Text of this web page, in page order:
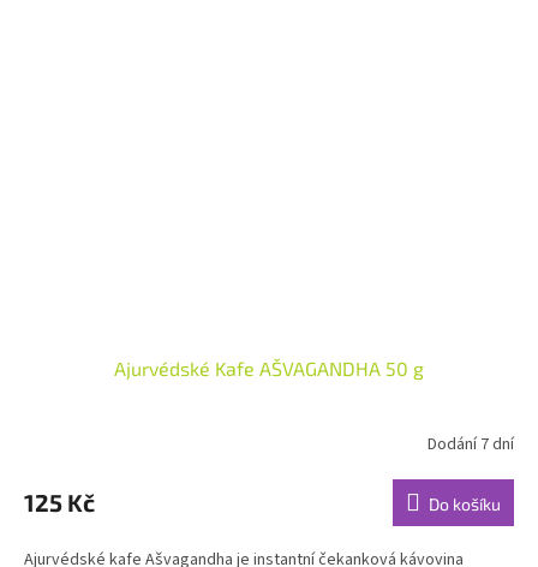
Ajurvédské Kafe AŠVAGANDHA 50 g
produktu
je
z
Dodání 7 dní
125 Kč Do košíku
Ajurvédské kafe Ašvagandha je instantní čekanková kávovina